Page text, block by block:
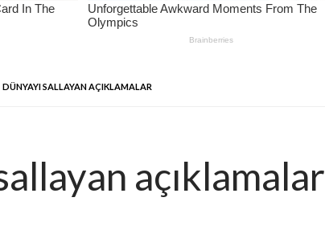
DÜNYAYI SALLAYAN AÇIKLAMALAR
açıklamalar